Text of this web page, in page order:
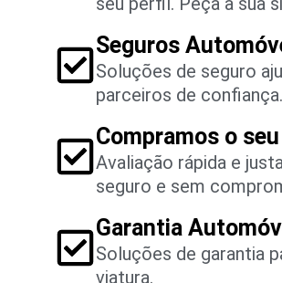
Seguros
Soluções de seguro
parceiros de
Compramos o
Avaliação rápida e
seguro e sem
Garantia
Soluções de garantia
viatura.